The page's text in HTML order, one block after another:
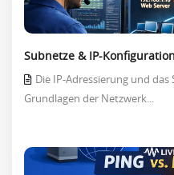
Subnetze & IP-
Die IP-Adressierung und
Grundlagen der Netzwerk...